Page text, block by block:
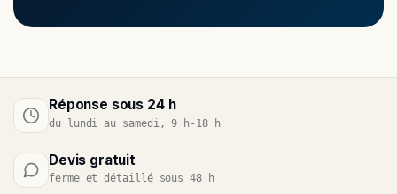
Réponse sous 24 h
du lundi au samedi, 9 h-18 h
Devis gratuit
ferme et détaillé sous 48 h